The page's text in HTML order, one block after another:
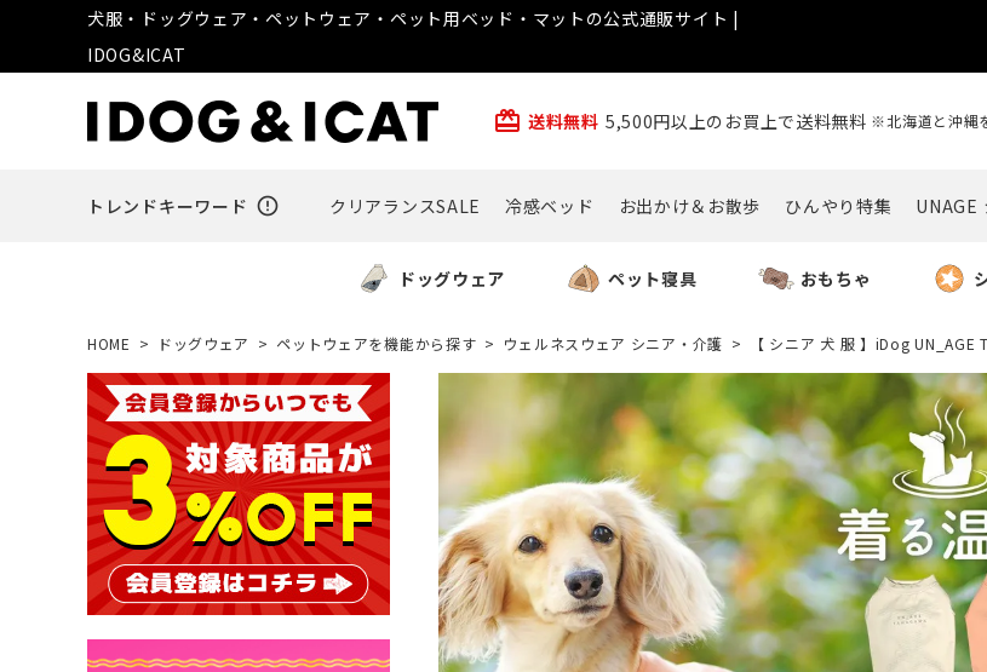
犬服・ドッグウェア・ペットウェア・ペット用ベッド・マットの公式通販サイト |
IDOG&ICAT
card_giftcard 送料無料 5,500円以上のお買上で送料無料 ※北海道と沖縄
トレンドキーワード error_outline クリアランスSALE 冷感ベッド お出かけ＆お散歩 ひんやり特集 UNAGE
ドッグウェア ペット寝具 おもちゃ
HOME ドッグウェア ペットウェアを機能から探す ウェルネスウェア シニア・介護 【 シニア 犬 服 】iDog UN_AGE